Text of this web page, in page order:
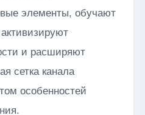
элементы, обучают
и расширяют
сетка канала
особенностей